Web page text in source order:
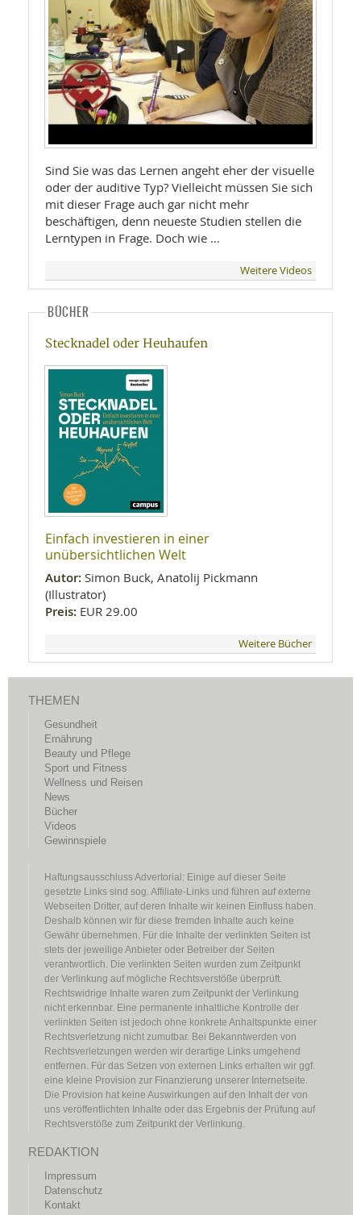
Sind Sie was das Lernen angeht eher der visuelle
oder der auditive Typ? Vielleicht müssen Sie sich
mit dieser Frage auch gar nicht mehr
beschäftigen, denn neueste Studien stellen die
Lerntypen in Frage. Doch wie …
Weitere Videos
BÜCHER
Stecknadel oder Heuhaufen
Einfach investieren in einer
unübersichtlichen Welt
Autor: Simon Buck, Anatolij Pickmann
(Illustrator)
Preis: EUR 29.00
Weitere Bücher
THEMEN
Gesundheit
Ernährung
Beauty und Pflege
Sport und Fitness
Wellness und Reisen
News
Bücher
Videos
Gewinnspiele
Haftungsausschluss Advertorial: Einige auf dieser Seite
gesetzte Links sind sog. Affiliate-Links und führen auf externe
Webseiten Dritter, auf deren Inhalte wir keinen Einfluss haben.
Deshalb können wir für diese fremden Inhalte auch keine
Gewähr übernehmen. Für die Inhalte der verlinkten Seiten ist
stets der jeweilige Anbieter oder Betreiber der Seiten
verantwortlich. Die verlinkten Seiten wurden zum Zeitpunkt
der Verlinkung auf mögliche Rechtsverstöße überprüft.
Rechtswidrige Inhalte waren zum Zeitpunkt der Verlinkung
nicht erkennbar. Eine permanente inhaltliche Kontrolle der
verlinkten Seiten ist jedoch ohne konkrete Anhaltspunkte einer
Rechtsverletzung nicht zumutbar. Bei Bekanntwerden von
Rechtsverletzungen werden wir derartige Links umgehend
entfernen. Für das Setzen von externen Links erhalten wir ggf.
eine kleine Provision zur Finanzierung unserer Internetseite.
Die Provision hat keine Auswirkungen auf den Inhalt der von
uns veröffentlichten Inhalte oder das Ergebnis der Prüfung auf
Rechtsverstöße zum Zeitpunkt der Verlinkung.
REDAKTION
Impressum
Datenschutz
Kontakt